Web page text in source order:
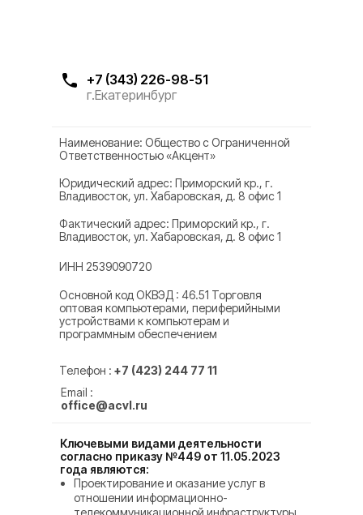
+7 (343) 226-98-51
г.Екатеринбург
Email :
office@acvl.ru
Телефон : +7 (423) 244 77 11
Основной код ОКВЭД : 46.51 Торговля
оптовая компьютерами, периферийными
устройствами к компьютерам и
программным обеспечением
ИНН 2539090720
Фактический адрес: Приморский кр., г.
Владивосток, ул. Хабаровская, д. 8 офис 1
Юридический адрес: Приморский кр., г.
Владивосток, ул. Хабаровская, д. 8 офис 1
Проектирование и оказание услуг в
отношении информационно-
телекоммуникационной инфраструктуры
Ключевыми видами деятельности
согласно приказу №449 от 11.05.2023
года являются:
Наименование: Общество с Ограниченной
Ответственностью «Акцент»